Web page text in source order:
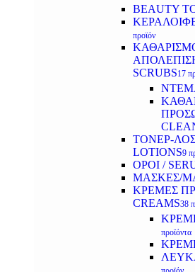
BEAUTY
προϊόν
SCRUBS17
ΤΟΝΕΡ-
LOTIONS9
ΟΡΟΙ /
ΜΑΣΚΕΣ/
ΚΡΕΜΕΣ
CREAMS38
προϊόντα